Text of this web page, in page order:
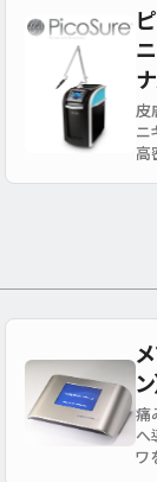
皮
ニ
高
ン
痛
へ
ワ